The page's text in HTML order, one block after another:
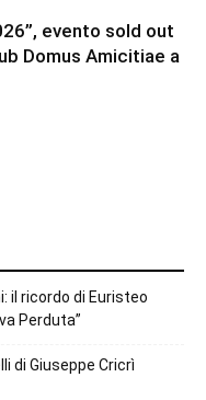
evento sold out
Domus Amicitiae a
il ricordo di Euristeo
Perduta”
di Giuseppe Cricrì